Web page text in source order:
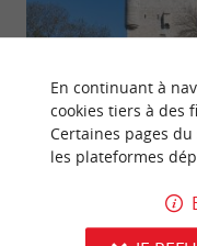
Tour de l'Honneur et son
La Tour de l’honneur de
donjon carré, vestige
En continuant à
cookies tiers à des
Certaines pages
les plateformes